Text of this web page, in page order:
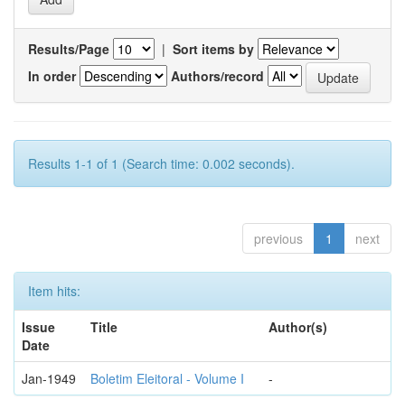
Results/Page | Sort items by
In order
Authors/record
Results 1-1 of 1 (Search time: 0.002 seconds).
previous 1 next
Item hits:
Issue
Date
Title Author(s)
Jan-1949 Boletim Eleitoral - Volume I -